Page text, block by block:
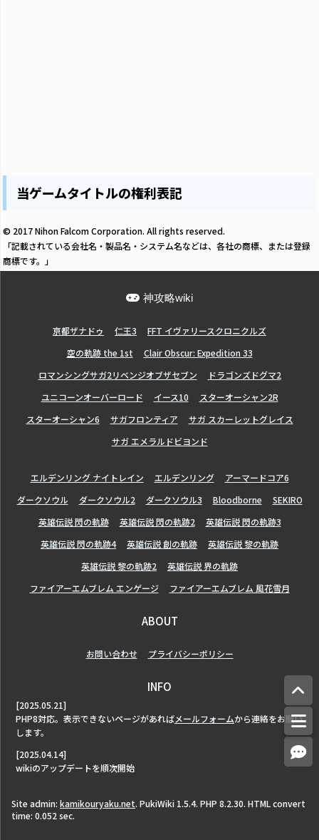
当ゲームタイトルの権利表記
© 2017 Nihon Falcom Corporation. All rights reserved.
「記載されている会社名・製品名・システム名などは、各社の商標、または登録
商標です。」
神攻略wiki
亰都ザナドゥ 仁王3
FFT イヴァリースクロニクルズ
空の軌跡 the 1st
Clair Obscur: Expedition 33
ロマンシングサガ2リベンジオブザセブン
ドラゴンズドグマ2
ユニコーンオーバーロード
イース10
スターオーシャン2R
スターオーシャン6
サガフロンティア
サガ スカーレットグレイス
サガ エメラルドビヨンド
エルデンリング ナイトレイン エルデンリング
アーマードコア6
ダークソウル
ダークソウル2 ダークソウル3 Bloodborne
SEKIRO
英雄伝説 閃の軌跡
英雄伝説 閃の軌跡2
英雄伝説 閃の軌跡3
英雄伝説 閃の軌跡4
英雄伝説 創の軌跡
英雄伝説 黎の軌跡
英雄伝説 黎の軌跡2
英雄伝説 界の軌跡
ファイアーエムブレム エンゲージ
ファイアーエムブレム 風花雪月
ABOUT
お問い合わせ プライバシーポリシー
INFO
[2025.05.21]
PHP8対応。表示できないページがあればメールフォームから連絡をお願い
します。
[2025.04.14]
wikiのアップデートを順次開始
Site admin: kamikouryaku.net. PukiWiki 1.5.4. PHP 8.2.30. HTML convert
time: 0.052 sec.